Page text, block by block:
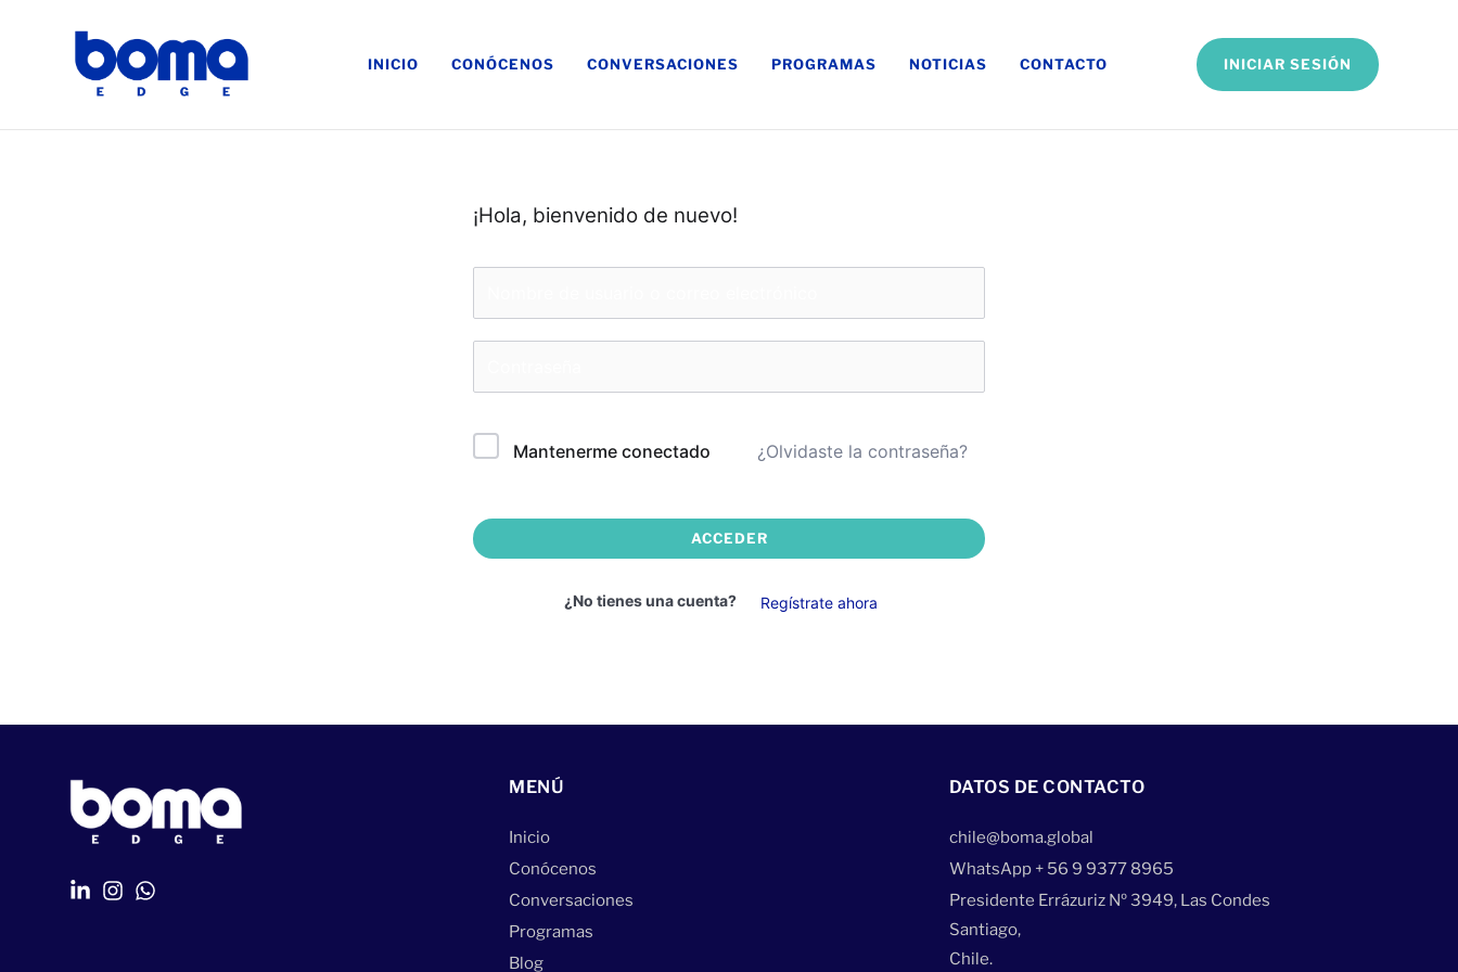
INICIO CONÓCENOS CONVERSACIONES PROGRAMAS NOTICIAS CONTACTO INICIAR SESIÓN
¡Hola, bienvenido de nuevo!
Mantenerme conectado ¿Olvidaste la contraseña?
ACCEDER
¿No tienes una cuenta? Regístrate ahora
MENÚ
Inicio
Conócenos
Conversaciones
Programas
Blog
DATOS DE CONTACTO
chile@boma.global
WhatsApp + 56 9 9377 8965
Presidente Errázuriz Nº 3949, Las Condes
Santiago,
Chile.
Página Web